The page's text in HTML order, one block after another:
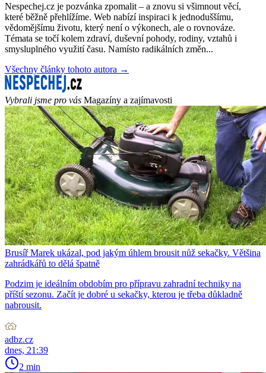
Nespechej.cz je pozvánka zpomalit – a znovu si všimnout věcí,
které běžně přehlížíme. Web nabízí inspiraci k jednoduššímu,
vědomějšímu životu, který není o výkonech, ale o rovnováze.
Témata se točí kolem zdraví, duševní pohody, rodiny, vztahů i
smysluplného využití času. Namísto radikálních změn...
Všechny články tohoto autora →
Vybrali jsme pro vás Magazíny a zajímavosti
Brusíř Marek ukázal, pod jakým úhlem brousit nůž sekačky. Většina
zahrádkářů to dělá špatně
Podzim je ideálním obdobím pro přípravu zahradní techniky na
příští sezonu. Začít je dobré u sekačky, kterou je třeba důkladně
nabrousit.
adbz.cz
dnes, 21:39
2 min